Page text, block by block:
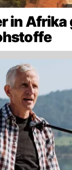
in Afrika